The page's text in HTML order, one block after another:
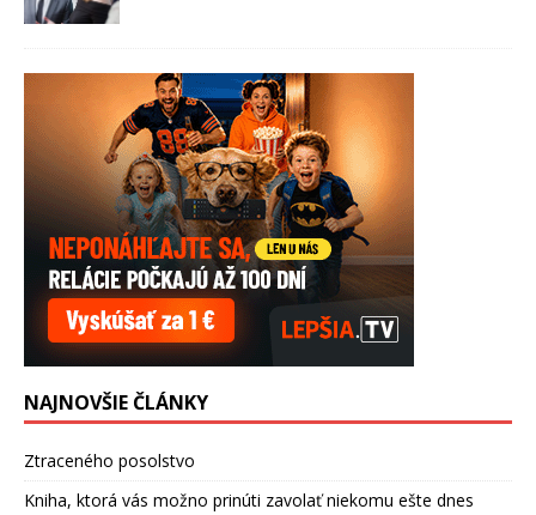
NAJNOVŠIE ČLÁNKY
Ztraceného posolstvo
Kniha, ktorá vás možno prinúti zavolať niekomu ešte dnes